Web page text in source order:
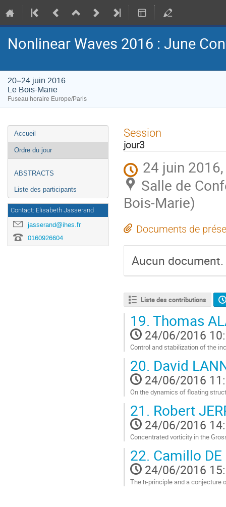
Nonlinear Waves 2016 : June
20–24 juin 2016
Le Bois-Marie
Fuseau horaire Europe/Paris
Menu
deAccueil
Ordre du jour
ABSTRACTS
Liste des participants
Contact: Elisabeth Jasserand
jasserand@ihes.fr
0160926604
Session
jour3
24 juin
Salle de
Bois-Marie)
Documents de
Aucun document.
Liste des contributions
19. Thomas
24/06/2016
Control and stabilization of the
à
la
page
de
contribution
20. David
24/06/2016
On the dynamics of floating
à
la
page
de
contribution
21. Robert
24/06/2016
Concentrated vorticity in the
à
la
page
de
22. Camillo DE
24/06/2016
The h-principle and a conjecture